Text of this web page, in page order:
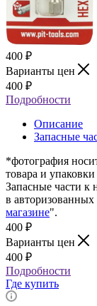
400 ₽
Варианты цен
400 ₽
Подробности
Описание
Запасные
*фотография
товара и
Запасные части к
в авторизованных
магазине".
400 ₽
Варианты цен
400 ₽
Подробности
Где купить